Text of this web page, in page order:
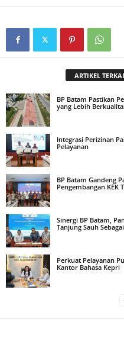
ARTIKEL
BP Batam Pastikan
yang Lebih
Integrasi Perizinan
Pelayanan
BP Batam Gandeng
Pengembangan KEK
Sinergi BP Batam,
Tanjung Sauh
Perkuat Pelayanan
Kantor Bahasa Kepri